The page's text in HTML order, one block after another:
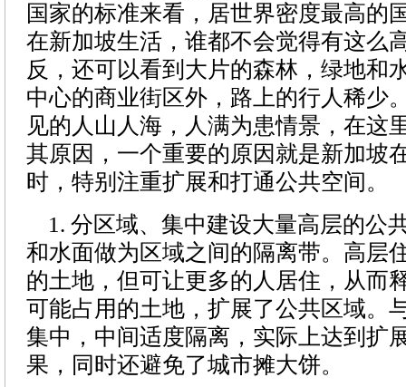
国家的标准来看，居世界密度最高的
在新加坡生活，谁都不会觉得有这么
反，还可以看到大片的森林，绿地和
中心的商业街区外，路上的行人稀少
见的人山人海，人满为患情景，在这
其原因，一个重要的原因就是新加坡
时，特别注重扩展和打通公共空间。
1. 分区域、集中建设大量高层的公
和水面做为区域之间的隔离带。高层
的土地，但可让更多的人居住，从而
可能占用的土地，扩展了公共区域。
集中，中间适度隔离，实际上达到扩
果，同时还避免了城市摊大饼。